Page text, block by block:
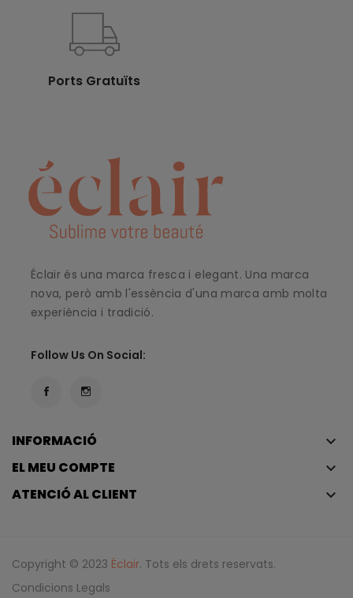
Ports Gratuïts
Éclair és una marca fresca i elegant. Una marca
nova, però amb l'essència d'una marca amb molta
experiència i tradició.
Follow Us On Social:
INFORMACIÓ keyboard_arrow_down
EL MEU COMPTE keyboard_arrow_down
ATENCIÓ AL CLIENT keyboard_arrow_down
Copyright © 2023 Éclair. Tots els drets reservats.
Condicions Legals